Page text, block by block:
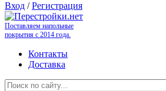
Вход /Регистрация
Поставляем напольные
покрытия с 2014 года.
Контакты
Доставка